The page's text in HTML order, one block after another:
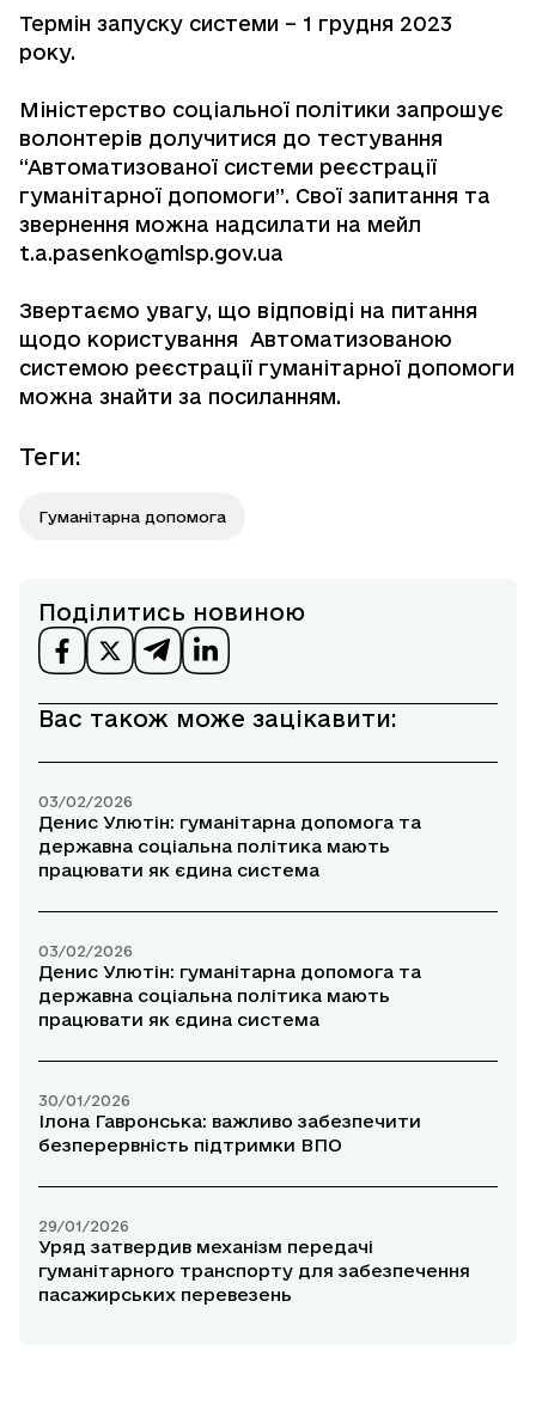
Термін запуску системи – 1 грудня 2023
року.
Міністерство соціальної політики запрошує
волонтерів долучитися до тестування
“Автоматизованої системи реєстрації
гуманітарної допомоги”. Свої запитання та
звернення можна надсилати на мейл
t.a.pasenko@mlsp.gov.ua
Звертаємо увагу, що відповіді на питання
щодо користування Автоматизованою
системою реєстрації гуманітарної допомоги
можна знайти за посиланням.
Теги:
Гуманітарна допомога
Поділитись новиною
Вас також може зацікавити:
03/02/2026
Денис Улютін: гуманітарна допомога та
державна соціальна політика мають
працювати як єдина система
03/02/2026
Денис Улютін: гуманітарна допомога та
державна соціальна політика мають
працювати як єдина система
30/01/2026
Ілона Гавронська: важливо забезпечити
безперервність підтримки ВПО
29/01/2026
Уряд затвердив механізм передачі
гуманітарного транспорту для забезпечення
пасажирських перевезень